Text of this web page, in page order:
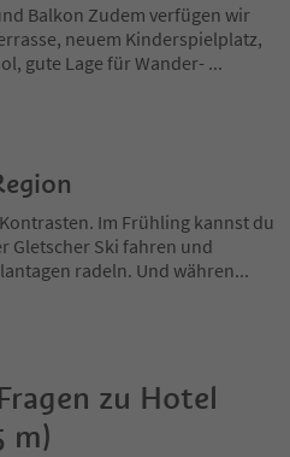
Balkon Zudem verfügen wir
neuem Kinderspielplatz,
gute Lage für Wander- ...
Im Frühling kannst du
Gletscher Ski fahren und
radeln. Und währen...
zu Hotel
m)